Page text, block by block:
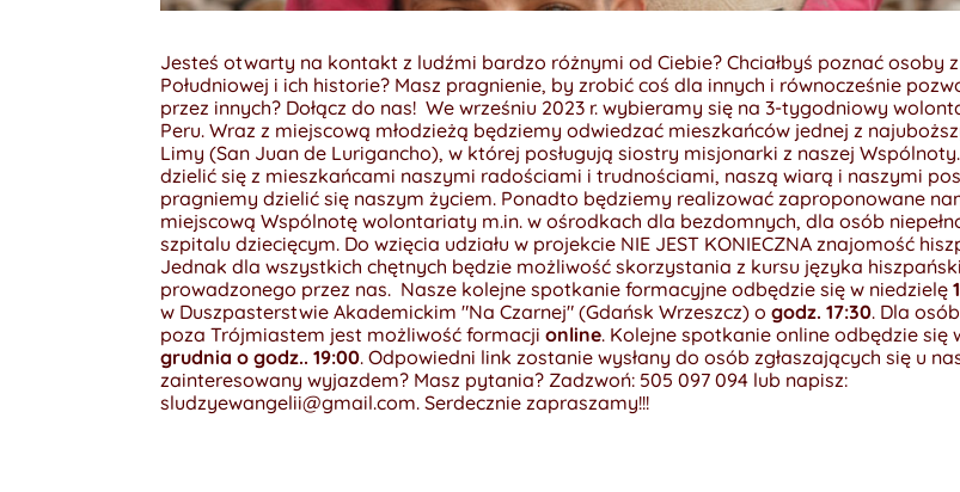
Jesteś otwarty na kontakt z ludźmi bardzo różnymi od Ciebie? Chciałbyś poznać osoby
Południowej i ich historie? Masz pragnienie, by zrobić coś dla innych i równocześnie
przez innych? Dołącz do nas! We wrześniu 2023 r. wybieramy się na 3-tygodniowy
Peru.Wraz z miejscową młodzieżą będziemy odwiedzać mieszkańców jednej z
Limy (San Juan de Lurigancho), w której posługują siostry misjonarki z naszej
dzielić się z mieszkańcami naszymi radościami i trudnościami, naszą wiarą i naszymi
pragniemy dzielić się naszym życiem. Ponadto będziemy realizować zaproponowane
miejscową Wspólnotę wolontariaty m.in. w ośrodkach dla bezdomnych, dla osób
szpitalu dziecięcym. Do wzięcia udziału w projekcie NIE JEST KONIECZNA znajomość
Jednak dla wszystkich chętnych będzie możliwość skorzystania z kursu języka
prowadzonego przez nas. Nasze kolejne spotkanie formacyjne odbędzie się w niedzielę
w Duszpasterstwie Akademickim "Na Czarnej" (Gdańsk Wrzeszcz) o godz. 17:30. Dla
poza Trójmiastem jest możliwość formacjionline. Kolejne spotkanie online odbędzie
grudnia o godz.. 19:00. Odpowiedni link zostanie wysłany do osób zgłaszających się u
zainteresowany wyjazdem? Masz pytania? Zadzwoń: 505 097 094 lub napisz:
sludzyewangelii@gmail.com. Serdecznie zapraszamy!!!